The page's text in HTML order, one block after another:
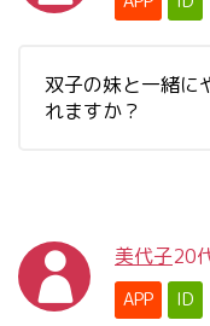
双子の妹と一緒に
れますか？
美代子20
APP ID